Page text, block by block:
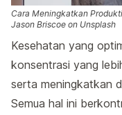
Cara Meningkatkan
Jason Briscoe on Unsplash
Kesehatan yang
konsentrasi yang
serta meningkatkan
Semua hal ini